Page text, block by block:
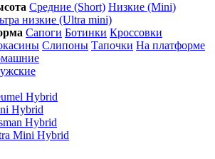
Средние (Short) Низкие (Mini)
низкие (Ultra mini)
Сапоги Ботинки Кроссовки
Слипоны Тапочки На платформе
Hybrid
Hybrid
Hybrid
Mini Hybrid